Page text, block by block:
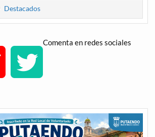
Destacados
Comenta en redes sociales